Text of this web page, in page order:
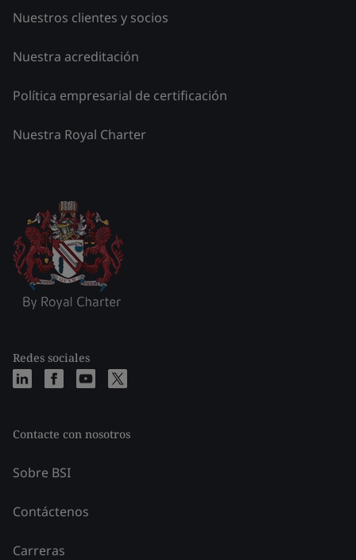
Nuestros clientes y socios
Nuestra acreditación
Política empresarial de certificación
Nuestra Royal Charter
Redes sociales
Contacte con nosotros
Sobre BSI
Contáctenos
Carreras